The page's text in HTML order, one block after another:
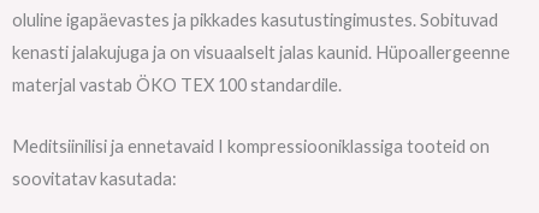
oluline igapäevastes ja pikkades kasutustingimustes. Sobituvad
kenasti jalakujuga ja on visuaalselt jalas kaunid. Hüpoallergeenne
materjal vastab ÖKO TEX 100 standardile.
Meditsiinilisi ja ennetavaid I kompressiooniklassiga tooteid on
soovitatav kasutada: